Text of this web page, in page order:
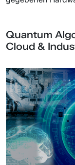
Quantum
Cloud &